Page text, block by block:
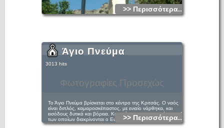
>> Περισσότερα...
Φωτογραφίες Προσεχώς
Άγιο Πνεύμα
3013 hits
Το Άγιο Πνεύμα βρίσκεται στο κέντρο της Κριτσάς. Ο ναός
είναι διπλός, καμαροσκέπαστος, με ενιαίο νάρθηκα, και
εισόδους δυτικά και βόρεια. Κοσμείται με τοιχογραφίες μεταξύ
των οποίων διακρίνονται ο Ευαγγελισμός, η Γέννηση του
Χριστού, η Βάπτιση, η Μεταμόρφωση και η Ανάληψη
>> Περισσότερα...